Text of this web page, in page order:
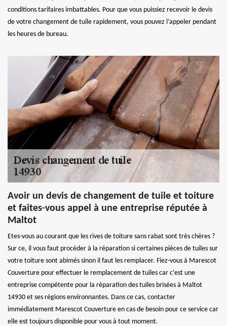
conditions tarifaires imbattables. Pour que vous puissiez recevoir le devis
de votre changement de tuile rapidement, vous pouvez l’appeler pendant
les heures de bureau.
Avoir un devis de changement de tuile et toiture
et faites-vous appel à une entreprise réputée à
Maltot
Etes-vous au courant que les rives de toiture sans rabat sont très chères ?
Sur ce, il vous faut procéder à la réparation si certaines pièces de tuiles sur
votre toiture sont abimés sinon il faut les remplacer. Fiez-vous à Marescot
Couverture pour effectuer le remplacement de tuiles car c’est une
entreprise compétente pour la réparation des tuiles brisées à Maltot
14930 et ses régions environnantes. Dans ce cas, contacter
immédiatement Marescot Couverture en cas de besoin pour ce service car
elle est toujours disponible pour vous à tout moment.